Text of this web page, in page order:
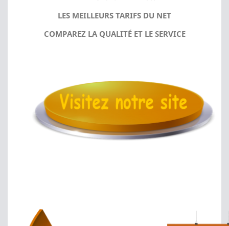
LES MEILLEURS TARIFS DU NET
COMPAREZ LA QUALITÉ ET LE SERVICE